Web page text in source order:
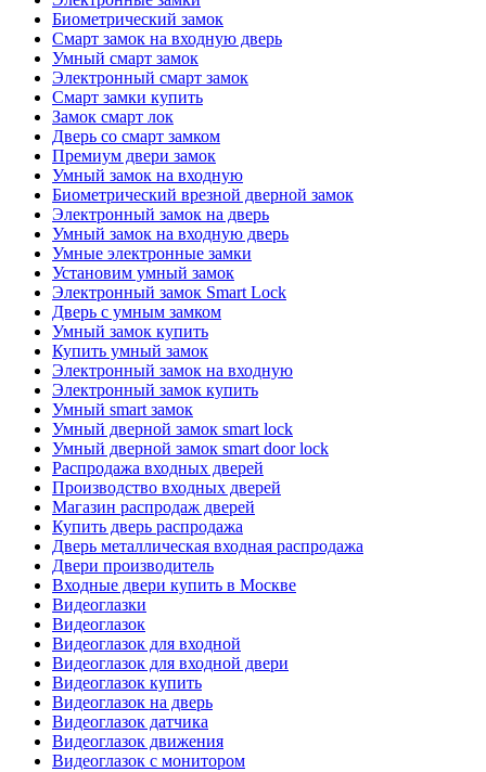
Биометрический замок
Смарт замок на входную дверь
Умный смарт замок
Электронный смарт замок
Смарт замки купить
Замок смарт лок
Дверь со смарт замком
Премиум двери замок
Умный замок на входную
Биометрический врезной дверной замок
Электронный замок на дверь
Умный замок на входную дверь
Умные электронные замки
Установим умный замок
Электронный замок Smart Lock
Дверь с умным замком
Умный замок купить
Купить умный замок
Электронный замок на входную
Электронный замок купить
Умный smart замок
Умный дверной замок smart lock
Умный дверной замок smart door lock
Распродажа входных дверей
Производство входных дверей
Магазин распродаж дверей
Купить дверь распродажа
Дверь металлическая входная распродажа
Двери производитель
Входные двери купить в Москве
Видеоглазки
Видеоглазок
Видеоглазок для входной
Видеоглазок для входной двери
Видеоглазок купить
Видеоглазок на дверь
Видеоглазок датчика
Видеоглазок движения
Видеоглазок с монитором